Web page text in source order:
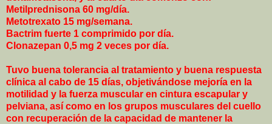
Metilprednisona 60 mg/día.
Metotrexato 15 mg/semana.
Bactrim fuerte 1 comprimido por día.
Clonazepan 0,5 mg 2 veces por día.
Tuvo buena tolerancia al tratamiento y buena respuesta
clínica al cabo de 15 días, objetivándose mejoría en la
motilidad y la fuerza muscular en cintura escapular y
pelviana, así como en los grupos musculares del cuello
con recuperación de la capacidad de mantener la